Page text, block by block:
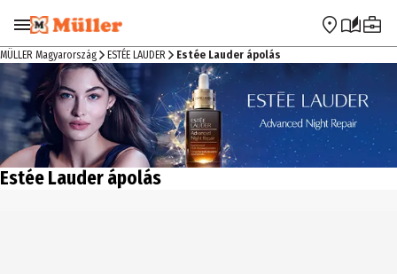
Ugrás a navigációra Ugrás a fő tartalomra
MÜLLER Magyarország ESTÉE LAUDER Estée Lauder ápolás
Estée Lauder ápolás